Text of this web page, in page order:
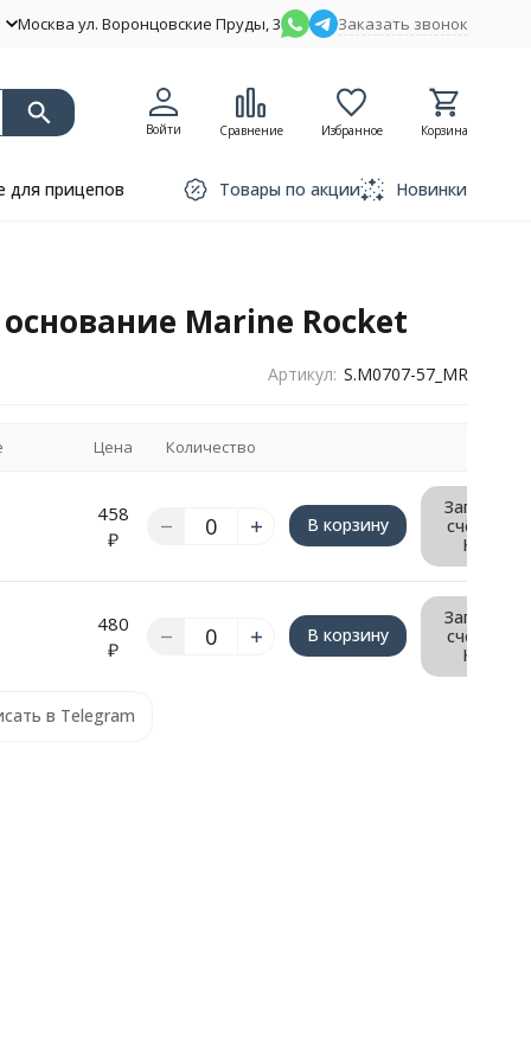
Москва ул. Воронцовские Пруды, 3 Заказать звонок
Войти Сравнение Избранное Корзина
для прицепов Товары по акции Новинки
Marine Rocket
Артикул: S.M0707-57_MR
Цена Количество
458
₽
В корзину
Запрос
счёта/
КП
480
₽
В корзину
Запрос
счёта/
КП
в Telegram